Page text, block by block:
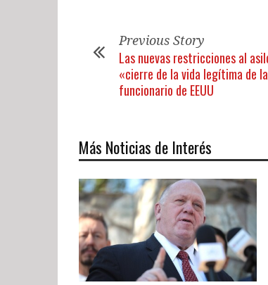
Previous Story
Las nuevas restricciones al
«cierre de la vida legítima de
funcionario de EEUU
Más Noticias de Interés